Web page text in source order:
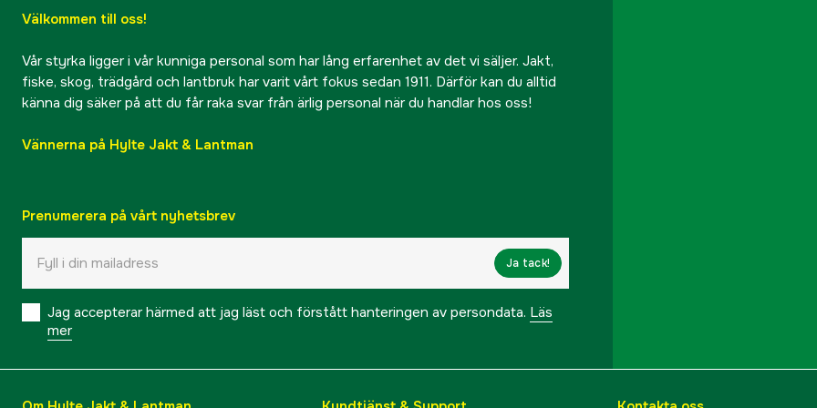
Välkommen till oss!
Vår styrka ligger i vår kunniga personal som har lång erfarenhet av det vi säljer. Jakt,
fiske, skog, trädgård och lantbruk har varit vårt fokus sedan 1911. Därför kan du alltid
känna dig säker på att du får raka svar från ärlig personal när du handlar hos oss!
Vännerna på Hylte Jakt & Lantman
Prenumerera på vårt nyhetsbrev
Ja tack!
Jag accepterar härmed att jag läst och förstått hanteringen av persondata. Läs
mer